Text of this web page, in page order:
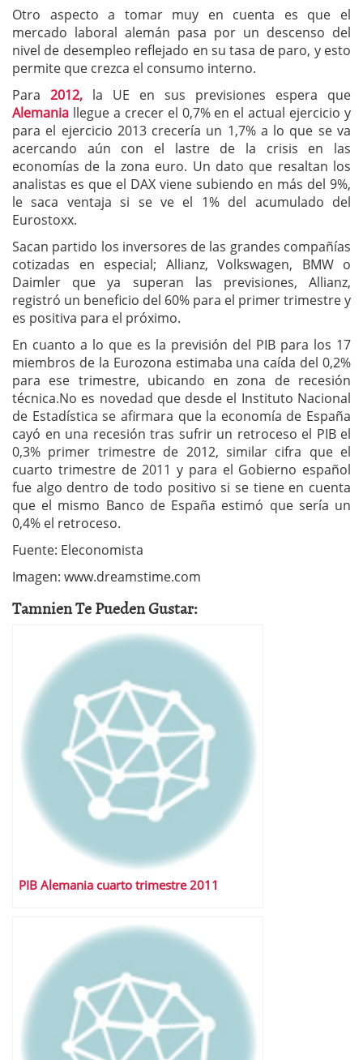
Otro aspecto a tomar muy en cuenta es que el
mercado laboral alemán pasa por un descenso del
nivel de desempleo reflejado en su tasa de paro, y esto
permite que crezca el consumo interno.
Para 2012, la UE en sus previsiones espera que
Alemania llegue a crecer el 0,7% en el actual ejercicio y
para el ejercicio 2013 crecería un 1,7% a lo que se va
acercando aún con el lastre de la crisis en las
economías de la zona euro. Un dato que resaltan los
analistas es que el DAX viene subiendo en más del 9%,
le saca ventaja si se ve el 1% del acumulado del
Eurostoxx.
Sacan partido los inversores de las grandes compañías
cotizadas en especial; Allianz, Volkswagen, BMW o
Daimler que ya superan las previsiones, Allianz,
registró un beneficio del 60% para el primer trimestre y
es positiva para el próximo.
En cuanto a lo que es la previsión del PIB para los 17
miembros de la Eurozona estimaba una caída del 0,2%
para ese trimestre, ubicando en zona de recesión
técnica.No es novedad que desde el Instituto Nacional
de Estadística se afirmara que la economía de España
cayó en una recesión tras sufrir un retroceso el PIB el
0,3% primer trimestre de 2012, similar cifra que el
cuarto trimestre de 2011 y para el Gobierno español
fue algo dentro de todo positivo si se tiene en cuenta
que el mismo Banco de España estimó que sería un
0,4% el retroceso.
Fuente: Eleconomista
Imagen: www.dreamstime.com
Tamnien Te Pueden Gustar:
PIB Alemania cuarto trimestre 2011